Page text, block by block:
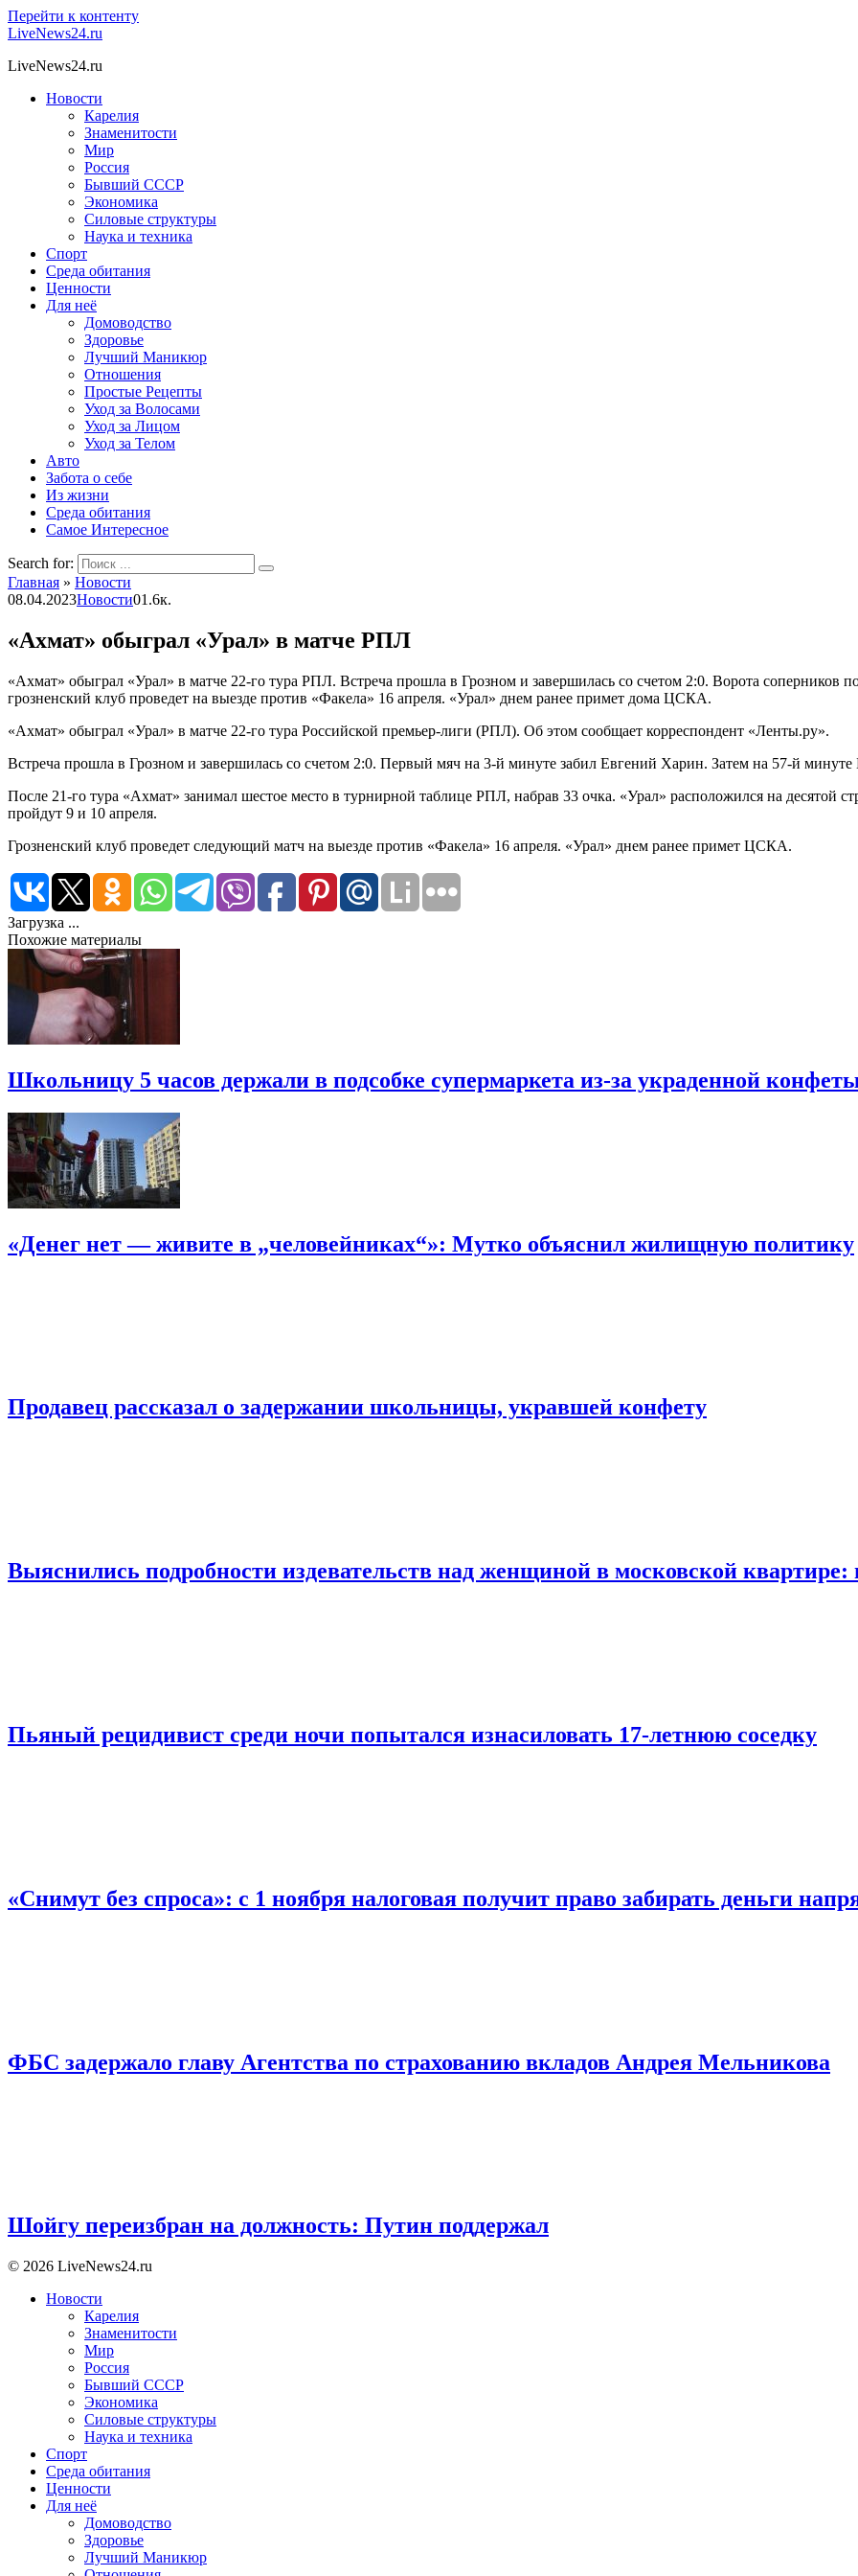
Перейти к контенту
LiveNews24.ru
LiveNews24.ru
Новости
Карелия
Знаменитости
Мир
Россия
Бывший СССР
Экономика
Силовые структуры
Наука и техника
Спорт
Среда обитания
Ценности
Для неё
Домоводство
Здоровье
Лучший Маникюр
Отношения
Простые Рецепты
Уход за Волосами
Уход за Лицом
Уход за Телом
Авто
Забота о себе
Из жизни
Среда обитания
Самое Интересное
Search for:
Главная » Новости
08.04.2023Новости01.6к.
«Ахмат» обыграл «Урал» в матче РПЛ
«Ахмат» обыграл «Урал» в матче 22-го тура РПЛ. Встреча прошла в Грозном и завершилась со счетом 2:0. Ворота
грозненский клуб проведет на выезде против «Факела» 16 апреля. «Урал» днем ранее примет дома ЦСКА.
«Ахмат» обыграл «Урал» в матче 22-го тура Российской премьер-лиги (РПЛ). Об этом сообщает корреспондент «Ленты.ру».
Встреча прошла в Грозном и завершилась со счетом 2:0. Первый мяч на 3-й минуте забил Евгений Харин. Затем на 57-й
После 21-го тура «Ахмат» занимал шестое место в турнирной таблице РПЛ, набрав 33 очка. «Урал» расположился на десятой
пройдут 9 и 10 апреля.
Грозненский клуб проведет следующий матч на выезде против «Факела» 16 апреля. «Урал» днем ранее примет ЦСКА.
Загрузка ...
Похожие материалы
Школьницу 5 часов держали в подсобке супермаркета из-за украденной
«Денег нет — живите в „человейниках“»: Мутко объяснил жилищную политику
Продавец рассказал о задержании школьницы, укравшей конфету
Выяснились подробности издевательств над женщиной в московской квартире:
Пьяный рецидивист среди ночи попытался изнасиловать 17-летнюю соседку
«Снимут без спроса»: с 1 ноября налоговая получит право забирать деньги
ФБС задержало главу Агентства по страхованию вкладов Андрея Мельникова
Шойгу переизбран на должность: Путин поддержал
© 2026 LiveNews24.ru
Новости
Карелия
Знаменитости
Мир
Россия
Бывший СССР
Экономика
Силовые структуры
Наука и техника
Спорт
Среда обитания
Ценности
Для неё
Домоводство
Здоровье
Лучший Маникюр